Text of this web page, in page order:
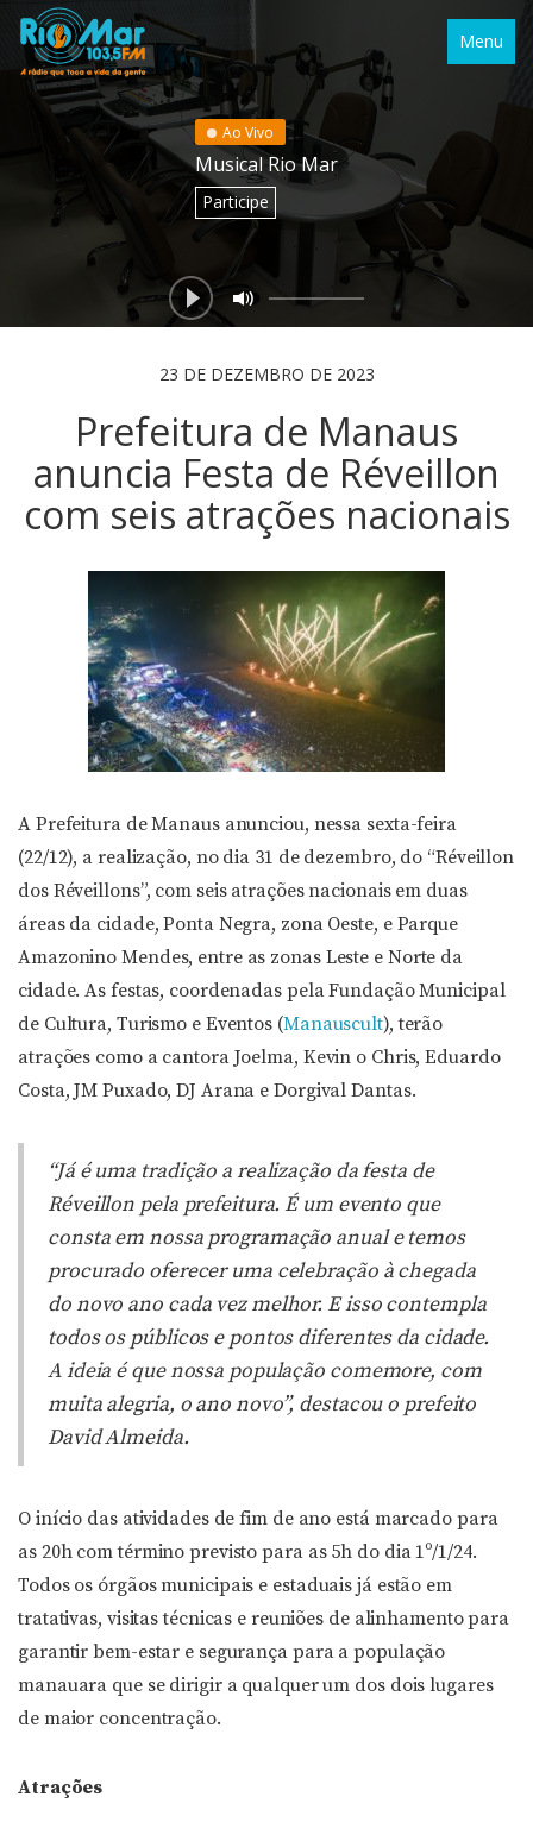
Menu
Ao Vivo
Musical Rio Mar
Participe
23 DE DEZEMBRO DE 2023
Prefeitura de Manaus
anuncia Festa de Réveillon
com seis atrações nacionais
A Prefeitura de Manaus anunciou, nessa sexta-feira
(22/12), a realização, no dia 31 de dezembro, do “Réveillon
dos Réveillons”, com seis atrações nacionais em duas
áreas da cidade, Ponta Negra, zona Oeste, e Parque
Amazonino Mendes, entre as zonas Leste e Norte da
cidade. As festas, coordenadas pela Fundação Municipal
de Cultura, Turismo e Eventos (Manauscult), terão
atrações como a cantora Joelma, Kevin o Chris, Eduardo
Costa, JM Puxado, DJ Arana e Dorgival Dantas.
“Já é uma tradição a realização da festa de
Réveillon pela prefeitura. É um evento que
consta em nossa programação anual e temos
procurado oferecer uma celebração à chegada
do novo ano cada vez melhor. E isso contempla
todos os públicos e pontos diferentes da cidade.
A ideia é que nossa população comemore, com
muita alegria, o ano novo”, destacou o prefeito
David Almeida.
O início das atividades de fim de ano está marcado para
as 20h com término previsto para as 5h do dia 1º/1/24.
Todos os órgãos municipais e estaduais já estão em
tratativas, visitas técnicas e reuniões de alinhamento para
garantir bem-estar e segurança para a população
manauara que se dirigir a qualquer um dos dois lugares
de maior concentração.
Atrações